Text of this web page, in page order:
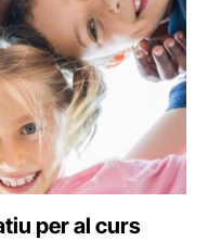
per al curs